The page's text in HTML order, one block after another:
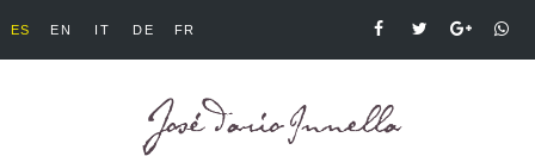
ES EN IT DE FR